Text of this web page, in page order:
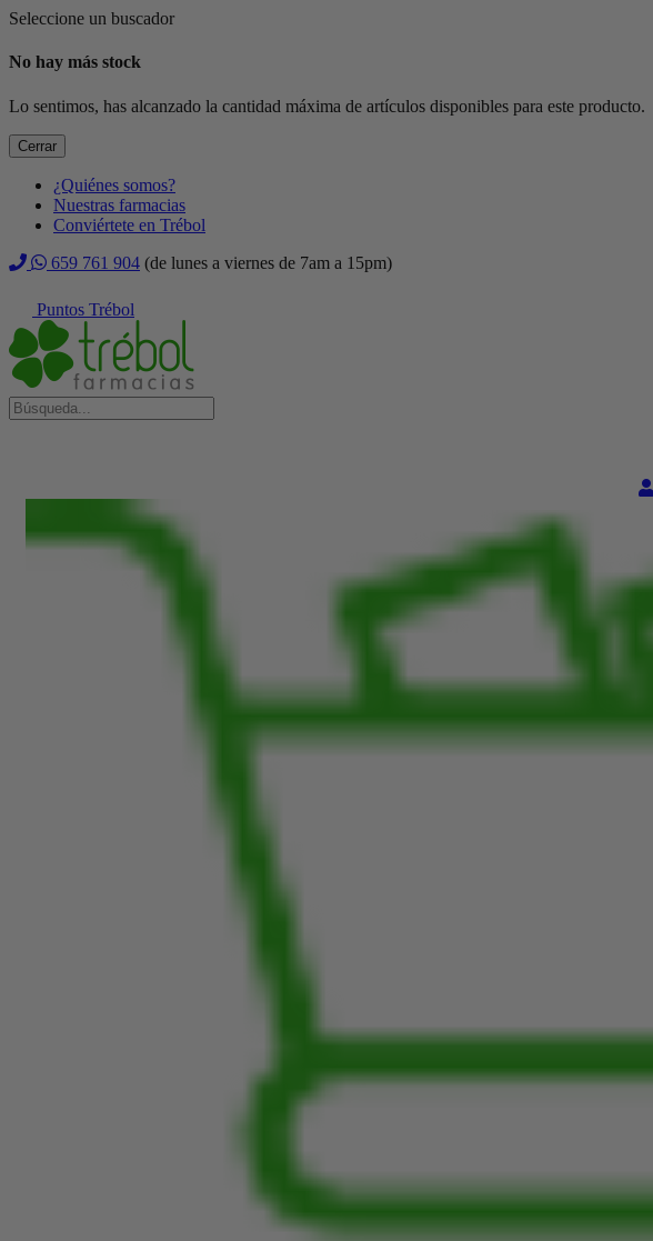
Seleccione un buscador
No hay más stock
Lo sentimos, has alcanzado la cantidad máxima de artículos disponibles para este producto.
Cerrar
¿Quiénes somos?
Nuestras farmacias
Conviértete en Trébol
659 761 904 (de lunes a viernes de 7am a 15pm)
Puntos Trébol